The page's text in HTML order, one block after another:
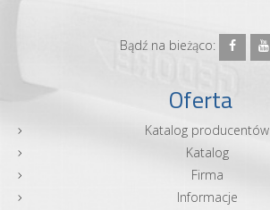
Bądź na bieżąco:
Oferta
Katalog producentów
Katalog
Firma
Informacje